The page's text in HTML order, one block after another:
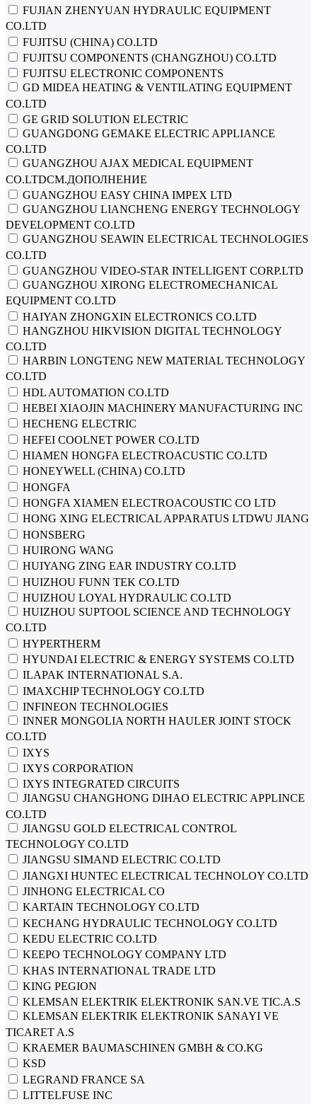
FUJIAN ZHENYUAN HYDRAULIC EQUIPMENT
CO.LTD
FUJITSU (CHINA) CO.LTD
FUJITSU COMPONENTS (CHANGZHOU) CO.LTD
FUJITSU ELECTRONIC COMPONENTS
GD MIDEA HEATING & VENTILATING EQUIPMENT
CO.LTD
GE GRID SOLUTION ELECTRIC
GUANGDONG GEMAKE ELECTRIC APPLIANCE
CO.LTD
GUANGZHOU AJAX MEDICAL EQUIPMENT
CO.LTDСМ.ДОПОЛНЕНИЕ
GUANGZHOU EASY CHINA IMPEX LTD
GUANGZHOU LIANCHENG ENERGY TECHNOLOGY
DEVELOPMENT CO.LTD
GUANGZHOU SEAWIN ELECTRICAL TECHNOLOGIES
CO.LTD
GUANGZHOU VIDEO-STAR INTELLIGENT CORP.LTD
GUANGZHOU XIRONG ELECTROMECHANICAL
EQUIPMENT CO.LTD
HAIYAN ZHONGXIN ELECTRONICS CO.LTD
HANGZHOU HIKVISION DIGITAL TECHNOLOGY
CO.LTD
HARBIN LONGTENG NEW MATERIAL TECHNOLOGY
CO.LTD
HDL AUTOMATION CO.LTD
HEBEI XIAOJIN MACHINERY MANUFACTURING INC
HECHENG ELECTRIC
HEFEI COOLNET POWER CO.LTD
HIAMEN HONGFA ELECTROACUSTIC CO.LTD
HONEYWELL (CHINA) CO.LTD
HONGFA
HONGFA XIAMEN ELECTROACOUSTIC CO LTD
HONG XING ELECTRICAL APPARATUS LTDWU JIANG
HONSBERG
HUIRONG WANG
HUIYANG ZING EAR INDUSTRY CO.LTD
HUIZHOU FUNN TEK CO.LTD
HUIZHOU LOYAL HYDRAULIC CO.LTD
HUIZHOU SUPTOOL SCIENCE AND TECHNOLOGY
CO.LTD
HYPERTHERM
HYUNDAI ELECTRIC & ENERGY SYSTEMS CO.LTD
ILAPAK INTERNATIONAL S.A.
IMAXCHIP TECHNOLOGY CO.LTD
INFINEON TECHNOLOGIES
INNER MONGOLIA NORTH HAULER JOINT STOCK
CO.LTD
IXYS
IXYS CORPORATION
IXYS INTEGRATED CIRCUITS
JIANGSU CHANGHONG DIHAO ELECTRIC APPLINCE
CO.LTD
JIANGSU GOLD ELECTRICAL CONTROL
TECHNOLOGY CO.LTD
JIANGSU SIMAND ELECTRIC CO.LTD
JIANGXI HUNTEC ELECTRICAL TECHNOLOY CO.LTD
JINHONG ELECTRICAL CO
KARTAIN TECHNOLOGY CO.LTD
KECHANG HYDRAULIC TECHNOLOGY CO.LTD
KEDU ELECTRIC CO.LTD
KEEPO TECHNOLOGY COMPANY LTD
KHAS INTERNATIONAL TRADE LTD
KING PEGION
KLEMSAN ELEKTRIK ELEKTRONIK SAN.VE TIC.A.S
KLEMSAN ELEKTRIK ELEKTRONIK SANAYI VE
TICARET A.S
KRAEMER BAUMASCHINEN GMBH & CO.KG
KSD
LEGRAND FRANCE SA
LITTELFUSE INC